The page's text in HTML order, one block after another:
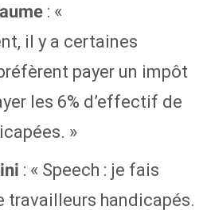
: «
il y a certaines
payer un impôt
les 6% d’effectif de
»
: « Speech : je fais
travailleurs handicapés.